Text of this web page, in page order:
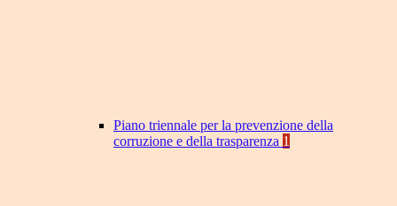
Piano triennale per la prevenzione della
corruzione e della trasparenza 1